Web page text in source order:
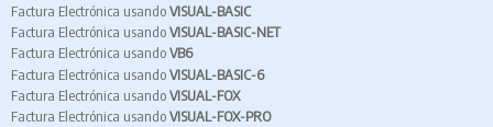
Factura Electrónica usandoVISUAL-BASIC
Factura Electrónica usandoVISUAL-BASIC-NET
Factura Electrónica usandoVB6
Factura Electrónica usandoVISUAL-BASIC-6
Factura Electrónica usandoVISUAL-FOX
Factura Electrónica usandoVISUAL-FOX-PRO